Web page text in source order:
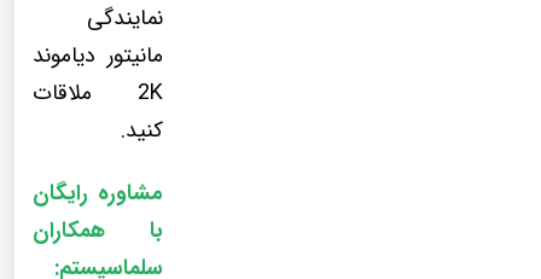
نمایندگی
مانیتور دیاموند
2K ملاقات
کنید.
مشاوره رایگان
با همکاران
سلماسیستم: